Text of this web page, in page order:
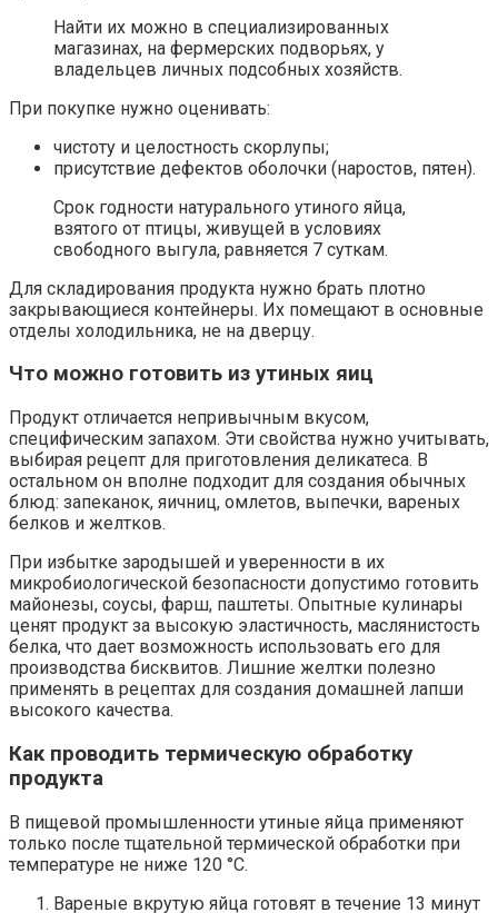
Найти их можно в специализированных
магазинах, на фермерских подворьях, у
владельцев личных подсобных хозяйств.
При покупке нужно оценивать:
чистоту и целостность скорлупы;
присутствие дефектов оболочки (наростов, пятен).
Срок годности натурального утиного яйца,
взятого от птицы, живущей в условиях
свободного выгула, равняется 7 суткам.
Для складирования продукта нужно брать плотно
закрывающиеся контейнеры. Их помещают в основные
отделы холодильника, не на дверцу.
Что можно готовить из утиных яиц
Продукт отличается непривычным вкусом,
специфическим запахом. Эти свойства нужно учитывать,
выбирая рецепт для приготовления деликатеса. В
остальном он вполне подходит для создания обычных
блюд: запеканок, яичниц, омлетов, выпечки, вареных
белков и желтков.
При избытке зародышей и уверенности в их
микробиологической безопасности допустимо готовить
майонезы, соусы, фарш, паштеты. Опытные кулинары
ценят продукт за высокую эластичность, маслянистость
белка, что дает возможность использовать его для
производства бисквитов. Лишние желтки полезно
применять в рецептах для создания домашней лапши
высокого качества.
Как проводить термическую обработку
продукта
В пищевой промышленности утиные яйца применяют
только после тщательной термической обработки при
температуре не ниже 120 °C.
Вареные вкрутую яйца готовят в течение 13 минут